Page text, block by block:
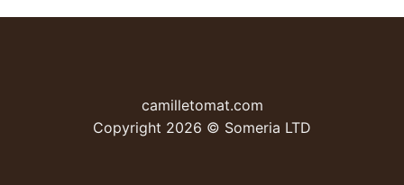
camilletomat.com
Copyright 2026 © Someria LTD